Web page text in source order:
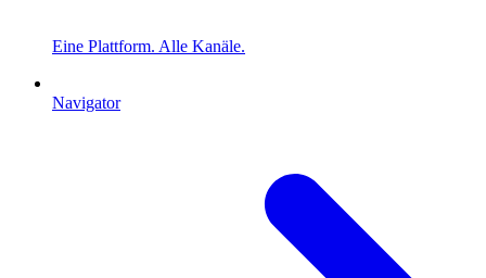
Eine Plattform. Alle Kanäle.
Navigator